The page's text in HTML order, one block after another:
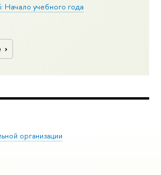
Начало учебного года
организации